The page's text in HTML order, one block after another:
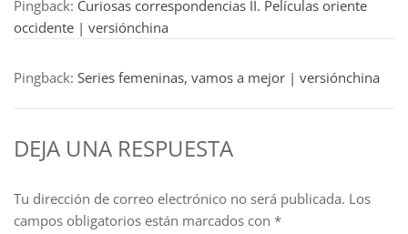
Pingback: Curiosas correspondencias II. Películas oriente
occidente | versiónchina
Pingback: Series femeninas, vamos a mejor | versiónchina
DEJA UNA RESPUESTA
Tu dirección de correo electrónico no será publicada. Los
campos obligatorios están marcados con *